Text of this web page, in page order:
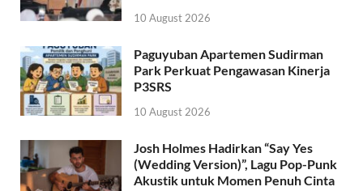
10 August 2026
Paguyuban Apartemen Sudirman
Park Perkuat Pengawasan Kinerja
P3SRS
10 August 2026
Josh Holmes Hadirkan “Say Yes
(Wedding Version)”, Lagu Pop-Punk
Akustik untuk Momen Penuh Cinta